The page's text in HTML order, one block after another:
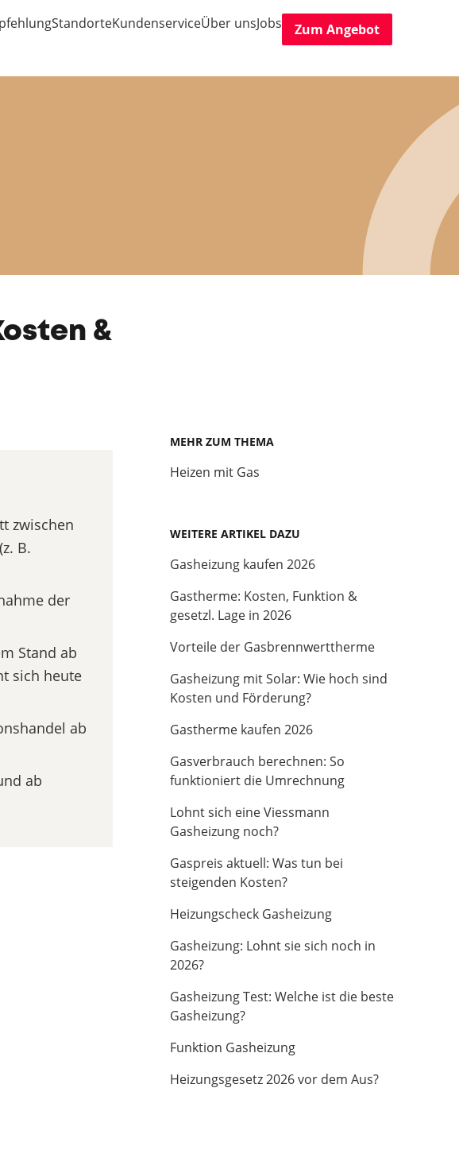
StandorteKundenserviceÜber unsJobs
Zum Angebot
&
zwischen
B.
der
Stand ab
sich heute
ab
ab
MEHR ZUM THEMA
Heizen mit Gas
WEITERE ARTIKEL DAZU
Gasheizung kaufen 2026
Gastherme: Kosten, Funktion &
gesetzl. Lage in 2026
Vorteile der Gasbrennwerttherme
Gasheizung mit Solar: Wie hoch sind
Kosten und Förderung?
Gastherme kaufen 2026
Gasverbrauch berechnen: So
funktioniert die Umrechnung
Lohnt sich eine Viessmann
Gasheizung noch?
Gaspreis aktuell: Was tun bei
steigenden Kosten?
Heizungscheck Gasheizung
Gasheizung: Lohnt sie sich noch in
2026?
Gasheizung Test: Welche ist die beste
Gasheizung?
Funktion Gasheizung
Heizungsgesetz 2026 vor dem Aus?